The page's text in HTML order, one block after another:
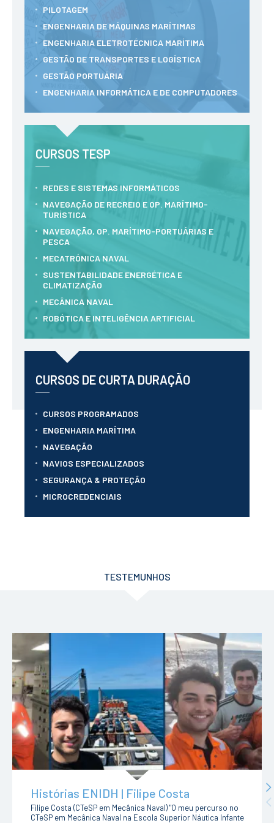
Gestão de
bibliografias
Eletrónicos
Catálogo ENIDH
Revistas
Científicas e
Técnicas
Reclamações
PROJETOS
Investigação e
Projetos I&D
Financiamento
Projetos
Pedagógicos
CONTACTOS
PILOTAGEM
ENGENHARIA DE MÁQUINAS MARÍTIMAS
ENGENHARIA ELETROTÉCNICA MARÍTIMA
GESTÃO DE TRANSPORTES E LOGÍSTICA
GESTÃO PORTUÁRIA
ENGENHARIA INFORMÁTICA E DE COMPUTADORES
CURSOS TESP
REDES E SISTEMAS INFORMÁTICOS
NAVEGAÇÃO DE RECREIO E OP. MARÍTIMO-
TURÍSTICA
NAVEGAÇÃO, OP. MARÍTIMO-PORTUÁRIAS E
PESCA
MECATRÓNICA NAVAL
SUSTENTABILIDADE ENERGÉTICA E
CLIMATIZAÇÃO
MECÂNICA NAVAL
ROBÓTICA E INTELIGÊNCIA ARTIFICIAL
CURSOS DE CURTA DURAÇÃO
CURSOS PROGRAMADOS
ENGENHARIA MARÍTIMA
NAVEGAÇÃO
NAVIOS ESPECIALIZADOS
SEGURANÇA & PROTEÇÃO
MICROCREDENCIAIS
TESTEMUNHOS
Histórias ENIDH | Filipe Costa
Filipe Costa (CTeSP em Mecânica Naval) "O meu percurso no
CTeSP em Mecânica Naval na Escola Superior Náutica Infante